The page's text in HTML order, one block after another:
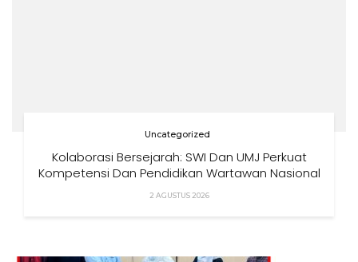
Uncategorized
Kolaborasi Bersejarah: SWI Dan UMJ Perkuat
Kompetensi Dan Pendidikan Wartawan Nasional
2 AGUSTUS 2026